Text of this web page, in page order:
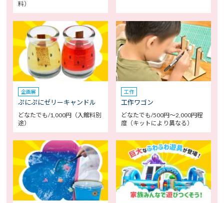
料）
企画展
ぷにぷにゼリーキャンドル
どなたでも/1,000円（入館料別
途）
工作
工作ワゴン
どなたでも/500円～2,000円程
度（キットにより異なる）